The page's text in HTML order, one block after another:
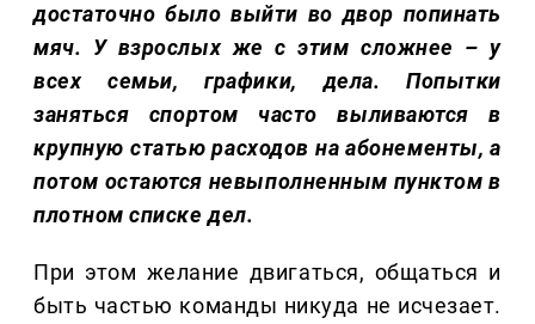
достаточно было выйти во двор попинать
мяч. У взрослых же с этим сложнее – у
всех семьи, графики, дела. Попытки
заняться спортом часто выливаются в
крупную статью расходов на абонементы, а
потом остаются невыполненным пунктом в
плотном списке дел.
При этом желание двигаться, общаться и
быть частью команды никуда не исчезает.